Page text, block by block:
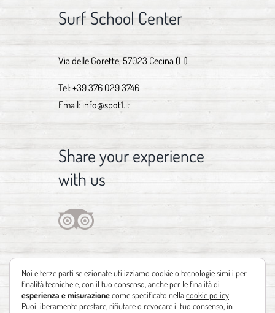
Surf School Center
Via delle Gorette, 57023 Cecina (LI)
Tel:+39 376 029 3746
Email: info@spot1.it
Share your experience
with us
Noi e terze parti selezionate utilizziamo cookie o tecnologie simili per
finalità tecniche e, con il tuo consenso, anche per le finalità di
esperienza e misurazionecome specificato nellacookie policy
Puoi liberamente prestare, rifiutare o revocare il tuo consenso, in